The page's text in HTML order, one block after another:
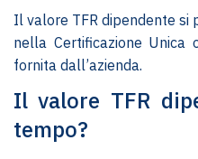
Il valore TFR dipendente si
nella Certificazione Unica
fornita dall’azienda.
Il valore TFR
tempo?